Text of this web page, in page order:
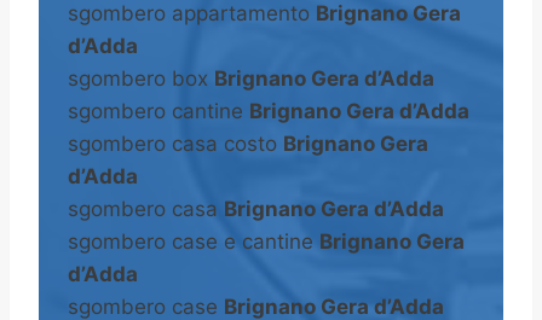
sgombero appartamento Brignano Gera
d’Adda
sgombero box Brignano Gera d’Adda
sgombero cantine Brignano Gera d’Adda
sgombero casa costo Brignano Gera
d’Adda
sgombero casa Brignano Gera d’Adda
sgombero case e cantine Brignano Gera
d’Adda
sgombero case Brignano Gera d’Adda